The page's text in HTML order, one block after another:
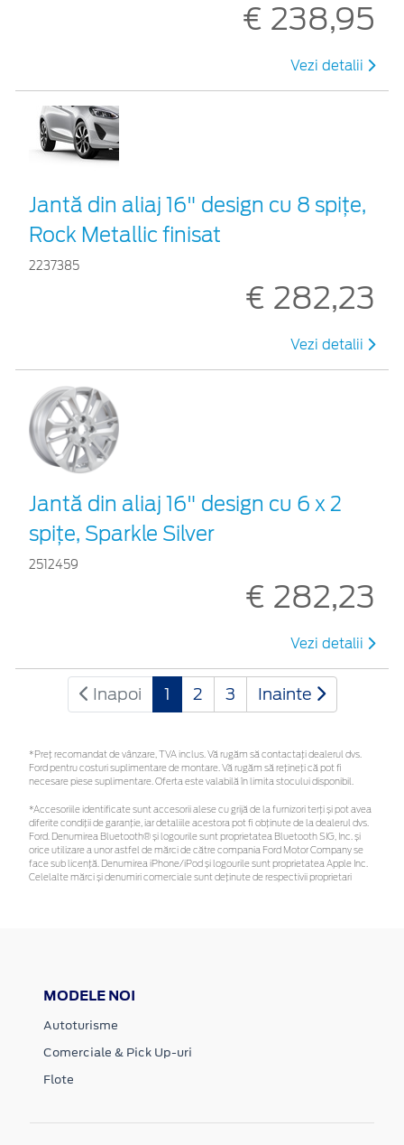
€ 238,95
Vezi detalii
Jantă din aliaj 16" design cu 8 spițe,
Rock Metallic finisat
2237385
€ 282,23
Vezi detalii
Jantă din aliaj 16" design cu 6 x 2
spiţe, Sparkle Silver
2512459
€ 282,23
Vezi detalii
Inapoi 1 2 3 Inainte
*Preţ recomandat de vânzare, TVA inclus. Vă rugăm să contactaţi dealerul dvs.
Ford pentru costuri suplimentare de montare. Vă rugăm să rețineți că pot fi
necesare piese suplimentare. Oferta este valabilă în limita stocului disponibil.
*Accesoriile identificate sunt accesorii alese cu grijă de la furnizori terți și pot avea
diferite condiții de garanție, iar detaliile acestora pot fi obținute de la dealerul dvs.
Ford. Denumirea Bluetooth® și logourile sunt proprietatea Bluetooth SIG, Inc. și
orice utilizare a unor astfel de mărci de către compania Ford Motor Company se
face sub licență. Denumirea iPhone/iPod și logourile sunt proprietatea Apple Inc.
Celelalte mărci și denumiri comerciale sunt deținute de respectivii proprietari
MODELE NOI
Autoturisme
Comerciale & Pick Up-uri
Flote